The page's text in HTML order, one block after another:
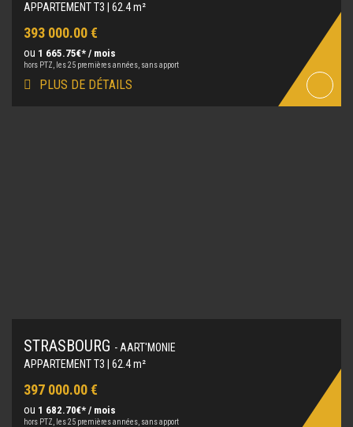
APPARTEMENT T3 | 62.4 m²
393 000.00 €
ou 1 665.75€* / mois
hors PTZ, les 25 premières années, sans apport
PLUS DE DÉTAILS
STRASBOURG - AART'MONIE
APPARTEMENT T3 | 62.4 m²
397 000.00 €
ou 1 682.70€* / mois
hors PTZ, les 25 premières années, sans apport